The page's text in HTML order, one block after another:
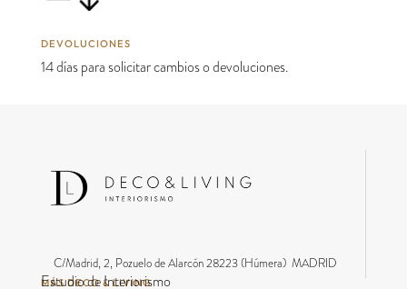
DEVOLUCIONES
14 días para solicitar cambios o devoluciones.
C/Madrid, 2, Pozuelo de Alarcón 28223 (Húmera) MADRID
MÁS DECO & LIVING
Estudio de Interiorismo